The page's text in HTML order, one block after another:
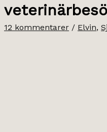
12 kommentarer / Elvin,